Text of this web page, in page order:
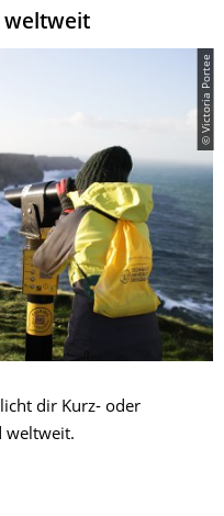
weltweit
© Victoria Portee
dir Kurz- oder
weltweit.